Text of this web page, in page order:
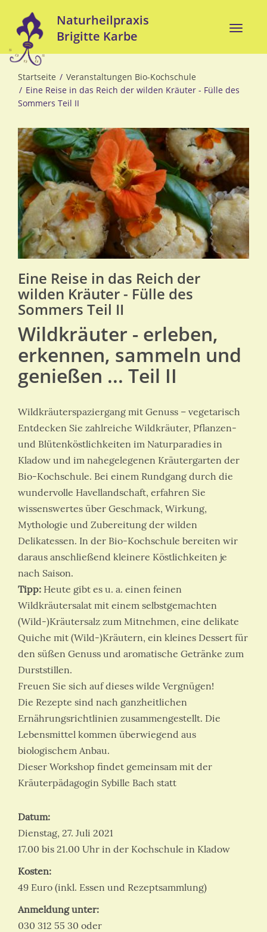
zum
Inhalt
Naturheilpraxis
Brigitte Karbe
Toggle
Startseite
Veranstaltungen Bio-Kochschule
Eine Reise in das Reich der wilden Kräuter - Fülle des
Sommers Teil II
Eine Reise in das Reich der
wilden Kräuter - Fülle des
Sommers Teil II
Wildkräuter - erleben,
erkennen, sammeln und
genießen ... Teil II
Wildkräuterspaziergang mit Genuss – vegetarisch
Entdecken Sie zahlreiche Wildkräuter, Pflanzen-
und Blütenköstlichkeiten im Naturparadies in
Kladow und im nahegelegenen Kräutergarten der
Bio-Kochschule. Bei einem Rundgang durch die
wundervolle Havellandschaft, erfahren Sie
wissenswertes über Geschmack, Wirkung,
Mythologie und Zubereitung der wilden
Delikatessen. In der Bio-Kochschule bereiten wir
daraus anschließend kleinere Köstlichkeiten je
nach Saison.
Tipp: Heute gibt es u. a. einen feinen
Wildkräutersalat mit einem selbstgemachten
(Wild-)Kräutersalz zum Mitnehmen, eine delikate
Quiche mit (Wild-)Kräutern, ein kleines Dessert für
den süßen Genuss und aromatische Getränke zum
Durststillen.
Freuen Sie sich auf dieses wilde Vergnügen!
Die Rezepte sind nach ganzheitlichen
Ernährungsrichtlinien zusammengestellt. Die
Lebensmittel kommen überwiegend aus
biologischem Anbau.
Dieser Workshop findet gemeinsam mit der
Kräuterpädagogin Sybille Bach statt
Datum:
Dienstag, 27. Juli 2021
17.00 bis 21.00 Uhr in der Kochschule in Kladow
Kosten:
49 Euro (inkl. Essen und Rezeptsammlung)
Anmeldung unter:
030 312 55 30 oder